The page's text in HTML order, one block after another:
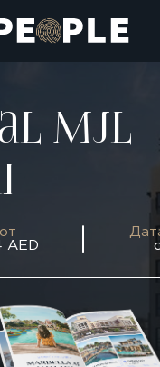
Mjl
AED